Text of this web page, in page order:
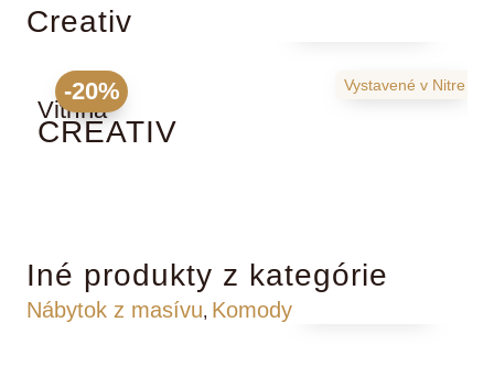
Creativ
-20% Vystavené v Nitre
Vitrína
CREATIV
Iné produkty z kategórie
Nábytok z masívu, Komody